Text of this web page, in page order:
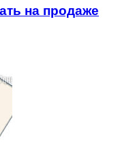
на продаже